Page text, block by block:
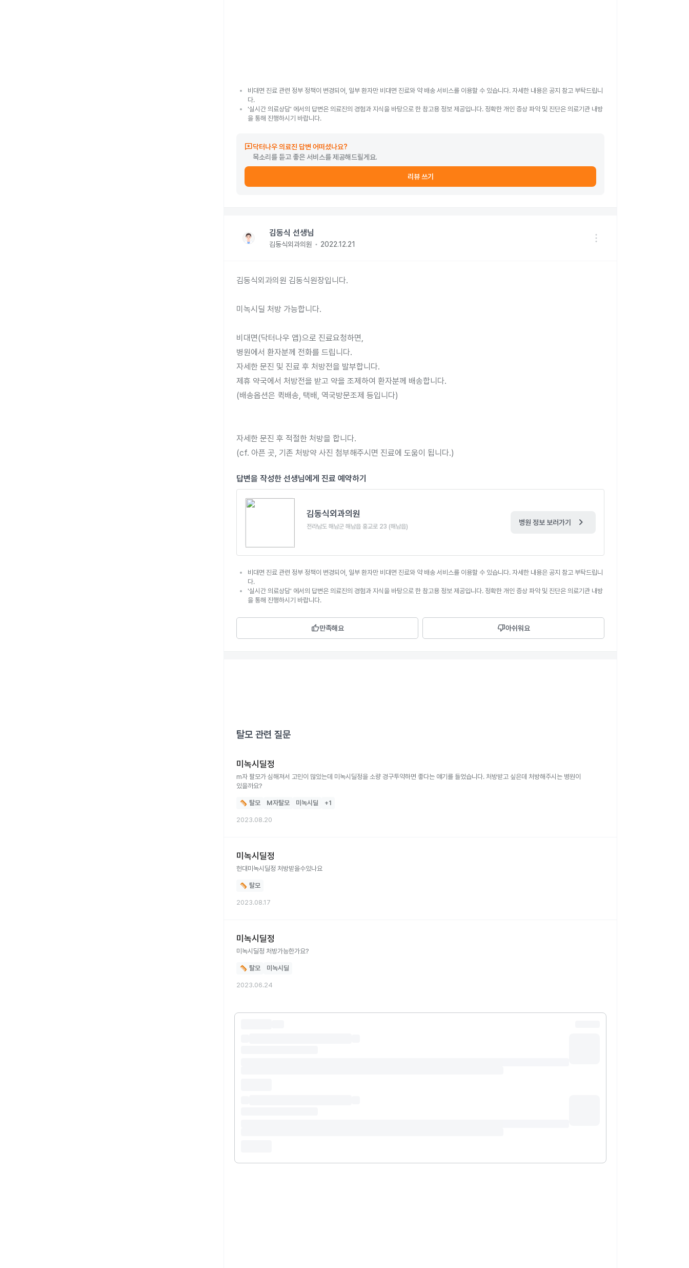
비대면 진료 관련 정부 정책이 변경되어, 일부 환자만 비대면 진료와 약 배송 서비스를 이용할 수 있습니다. 자세한 내용은 공지 참고 부탁드립니
다.
'실시간 의료상담' 에서의 답변은 의료진의 경험과 지식을 바탕으로 한 참고용 정보 제공입니다. 정확한 개인 증상 파악 및 진단은 의료기관 내방
을 통해 진행하시기 바랍니다.
reviews닥터나우 의료진 답변 어떠셨나요?
목소리를 듣고 좋은 서비스를 제공해드릴게요.
리뷰 쓰기
김동식 선생님
김동식외과의원 2022.12.21
김동식외과의원 김동식원장입니다.
미녹시딜 처방 가능합니다.
비대면(닥터나우 앱)으로 진료요청하면,
병원에서 환자분께 전화를 드립니다.
자세한 문진 및 진료 후 처방전을 발부합니다.
제휴 약국에서 처방전을 받고 약을 조제하여 환자분께 배송합니다.
(배송옵션은 퀵배송, 택배, 역국방문조제 등입니다)
자세한 문진 후 적절한 처방을 합니다.
(cf. 아픈 곳, 기존 처방약 사진 첨부해주시면 진료에 도움이 됩니다.)
답변을 작성한 선생님에게 진료 예약하기
김동식외과의원
전라남도 해남군 해남읍 홍교로 23 (해남읍) 병원 정보 보러가기 chevron_right
비대면 진료 관련 정부 정책이 변경되어, 일부 환자만 비대면 진료와 약 배송 서비스를 이용할 수 있습니다. 자세한 내용은 공지 참고 부탁드립니
다.
'실시간 의료상담' 에서의 답변은 의료진의 경험과 지식을 바탕으로 한 참고용 정보 제공입니다. 정확한 개인 증상 파악 및 진단은 의료기관 내방
을 통해 진행하시기 바랍니다.
thumb_up만족해요 thumb_down아쉬워요
탈모 관련 질문
미녹시딜정
m자 팔모가 심해져서 고민이 많았는데 미녹시딜정을 소량 경구투약하면 좋다는 얘기를 들었습니다. 처방받고 싶은데 처방해주시는 병원이
있을까요?
탈모 M자탈모 미녹시딜 +1
2023.08.20
미녹시딜정
헌대미녹시딜정 처방받을수있나요
탈모
2023.08.17
미녹시딜정
미녹시딜정 처방가능한가요?
탈모 미녹시딜
2023.06.24